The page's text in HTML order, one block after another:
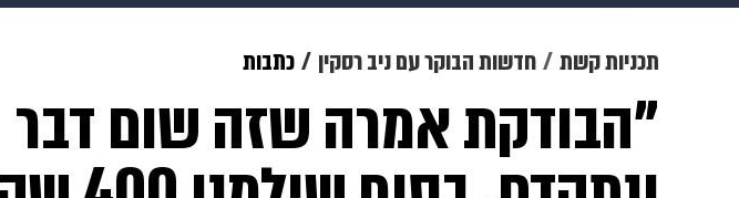
מוזיקה תרבות צבא וביטחון
דיגיטל גאווה משפט תשעה חודשים מתכונים
תכניות קשת חדשות הבוקר עם ניב רסקין כתבות
"הבודקת אמרה שזה שום דבר